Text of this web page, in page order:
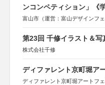
ンコンペティション」《
富山市（運営：富山デザインフェ
第23回 千修イラスト＆写
株式会社千修
ディファレント京町堀ア
ディファレント京町堀アートフ